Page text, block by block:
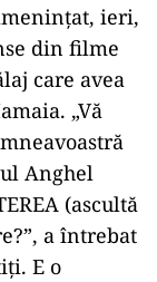
ieri,
din filme
care avea
„Vă
Anghel
(ascultă
a întrebat
E o